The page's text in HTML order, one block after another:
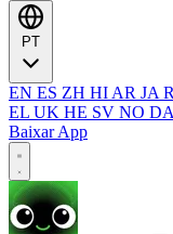
EN ES ZH HI AR JA
EL UK HE SV NO DA
Baixar App